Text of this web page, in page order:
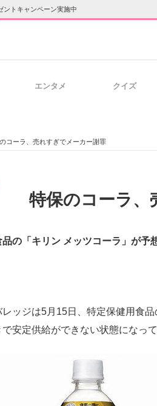
ントキャンペーン実施中
エンタメ クイズ
コーラ、売れすぎでメーカー謝罪
特保のコーラ、
の「キリン メッツコーラ」が予
ッジは5月15日、特定保健用食
で安定供給ができない状態になっ